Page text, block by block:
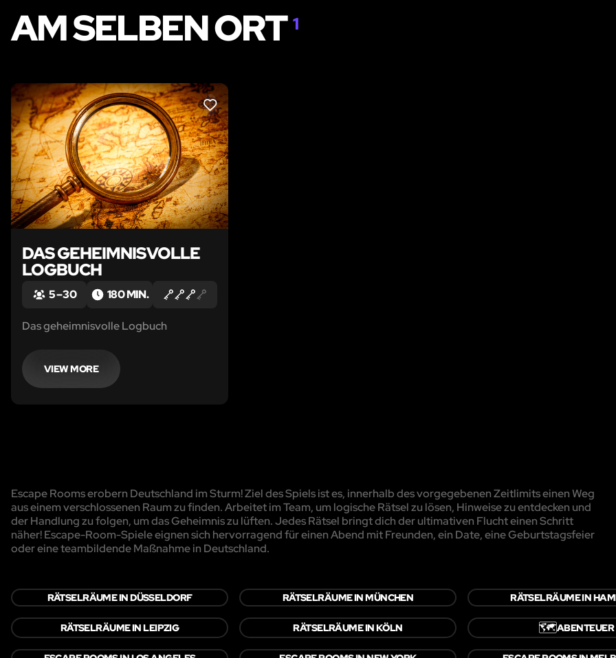
AM SELBEN ORT 1
LIKE
DAS GEHEIMNISVOLLE
LOGBUCH
5 – 30 180 MIN.
Das geheimnisvolle Logbuch
VIEW MORE
Escape Rooms erobern Deutschland im Sturm! Ziel des Spiels ist es, innerhalb des vorgegebenen Zeitlimits einen Weg
aus einem verschlossenen Raum zu finden. Arbeitet im Team, um logische Rätsel zu lösen, Hinweise zu entdecken und
der Handlung zu folgen, um das Geheimnis zu lüften. Jedes Rätsel bringt dich der ultimativen Flucht einen Schritt
näher! Escape-Room-Spiele eignen sich hervorragend für einen Abend mit Freunden, ein Date, eine Geburtstagsfeier
oder eine teambildende Maßnahme in Deutschland.
RÄTSELRÄUME IN DÜSSELDORF RÄTSELRÄUME IN MÜNCHEN RÄTSELRÄUME IN
RÄTSELRÄUME IN LEIPZIG RÄTSELRÄUME IN KÖLN 🗺️ABENTEUER